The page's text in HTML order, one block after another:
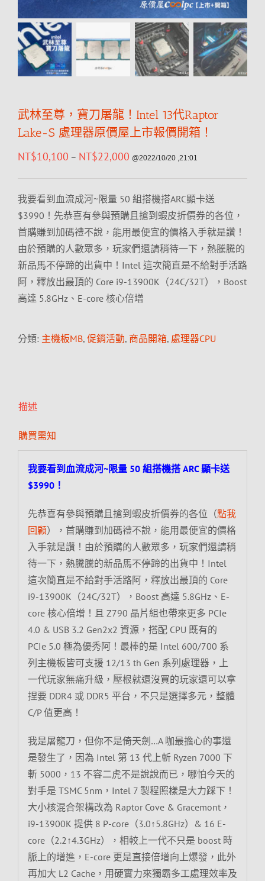
武林至尊，寶刀屠龍！Intel 13代Raptor
Lake-S 處理器原價屋上市報價開箱！
NT$10,100 – NT$22,000 @2022/10/20 ,21:01
我要看到血流成河~限量 50 組搭機搭ARC顯卡送
$3990！先恭喜有參與預購且搶到蝦皮折價券的各位，
首購賺到加碼禮不說，能用最便宜的價格入手就是讚！
由於預購的人數眾多，玩家們還請稍待一下，熱騰騰的
新品馬不停蹄的出貨中！Intel 這次簡直是不給對手活路
阿，釋放出最頂的 Core i9-13900K（24C/32T），Boost
高達 5.8GHz、E-core 核心倍增
分類: 主機板MB, 促銷活動, 商品開箱, 處理器CPU
描述
購買需知
我要看到血流成河~限量 50 組搭機搭 ARC 顯卡送
$3990！
先恭喜有參與預購且搶到蝦皮折價券的各位（點我
回顧），首購賺到加碼禮不說，能用最便宜的價格
入手就是讚！由於預購的人數眾多，玩家們還請稍
待一下，熱騰騰的新品馬不停蹄的出貨中！Intel
這次簡直是不給對手活路阿，釋放出最頂的 Core
i9-13900K（24C/32T），Boost 高達 5.8GHz、E-
core 核心倍增！且 Z790 晶片組也帶來更多 PCIe
4.0 & USB 3.2 Gen2x2 資源，搭配 CPU 既有的
PCIe 5.0 極為優秀阿！最棒的是 Intel 600/700 系
列主機板皆可支援 12/13 th Gen 系列處理器，上
一代玩家無痛升級，壓根就還沒買的玩家還可以拿
捏要 DDR4 或 DDR5 平台，不只是選擇多元，整體
C/P 值更高！
我是屠龍刀，但你不是倚天劍…A 咖最擔心的事還
是發生了，因為 Intel 第 13 代上斬 Ryzen 7000 下
斬 5000，13 不容二虎不是說說而已，哪怕今天的
對手是 TSMC 5nm，Intel 7 製程照樣是大力踩下！
大小核混合架構改為 Raptor Cove & Gracemont，
i9-13900K 提供 8 P-core（3.0↑5.8GHz）& 16 E-
core（2.2↑4.3GHz），相較上一代不只是 boost 時
脈上的增進，E-core 更是直接倍增向上爆發，此外
再加大 L2 Cache，用硬實力來獨霸多工處理效率及